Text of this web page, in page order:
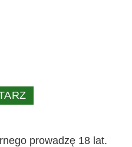
prowadzę 18 lat.